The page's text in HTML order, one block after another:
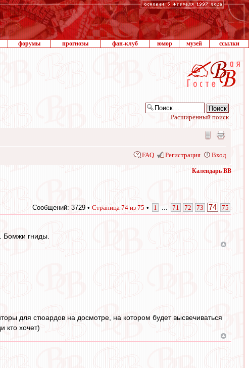
форумы прогнозы фан-клуб юмор музей ссылки
Расширенный поиск
FAQ Регистрация Вход
Календарь ВВ
Сообщений: 3729 • Страница 74 из 75 • 1 71 72 73 74 75
Бомжи гниды.
для стюардов на досмотре, на котором будет высвечиваться
кто хочет)